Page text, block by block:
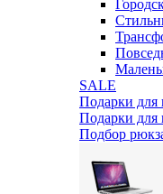
SALE
Подарки для
Подарки для
Подбор